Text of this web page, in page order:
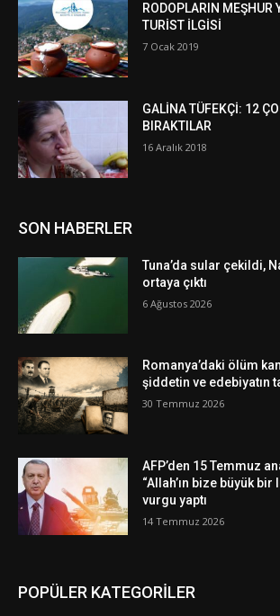
RODOPLARIN MEŞHUR
TURİST İLGİSİ
7 Ocak 2019
GALİNA TÜFEKÇİ: 12
BIRAKTILAR
16 Aralık 2018
SON HABERLER
Tuna’da sular çekildi,
ortaya çıktı
6 Ağustos 2026
Romanya’daki ölüm
şiddetin ve edebiyatın
30 Temmuz 2026
AFP’den 15 Temmuz
“Allah’ın bize büyük
vurgu yaptı
14 Temmuz 2026
POPÜLER KATEGORİLER